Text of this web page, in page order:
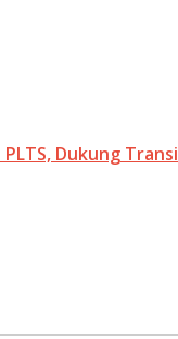
Dukung